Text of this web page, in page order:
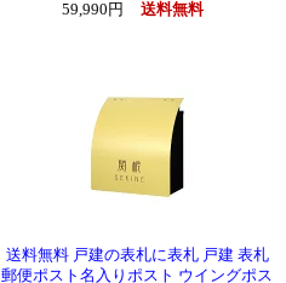
59,990円
送料無料
送料無料 戸建の表札に表札 戸建 表札
郵便ポスト名入りポスト ウイングポス